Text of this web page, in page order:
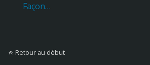
Façon…
Retour au début